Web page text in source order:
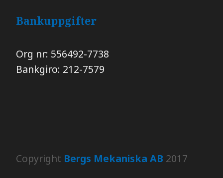
Bankuppgifter
Org nr: 556492-7738
Bankgiro: 212-7579
Copyright Bergs Mekaniska AB 2017